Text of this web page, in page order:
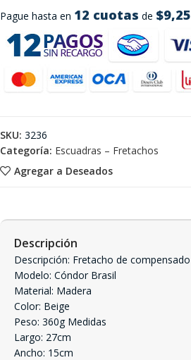
Pague hasta en 12 cuotas de $9,25
Agregar a Deseados
SKU: 3236
Categoría: Escuadras – Fretachos
Descripción
Descripción: Fretacho de compensado
Modelo: Cóndor Brasil
Material: Madera
Color: Beige
Peso: 360g Medidas
Largo: 27cm
Ancho: 15cm